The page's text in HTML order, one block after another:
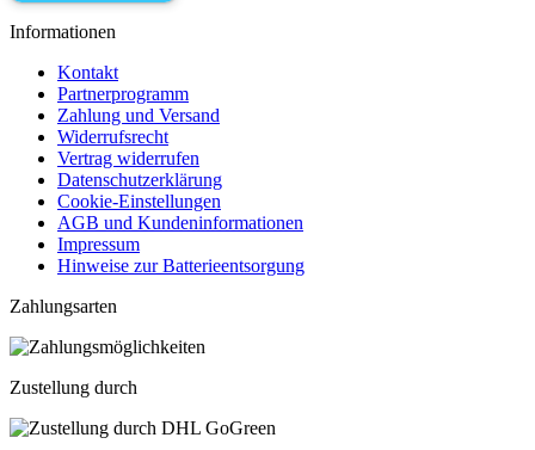
Informationen
Kontakt
Partnerprogramm
Zahlung und Versand
Widerrufsrecht
Vertrag widerrufen
Datenschutzerklärung
Cookie-Einstellungen
AGB und Kundeninformationen
Impressum
Hinweise zur Batterieentsorgung
Zahlungsarten
Zustellung durch